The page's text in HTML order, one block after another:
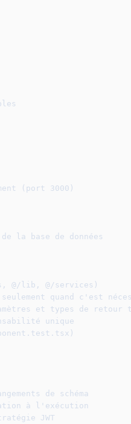
(port 3000)
la base de données
@/lib, @/services)
quand c'est
et types de retour
unique
de schéma
à l'exécution
JWT